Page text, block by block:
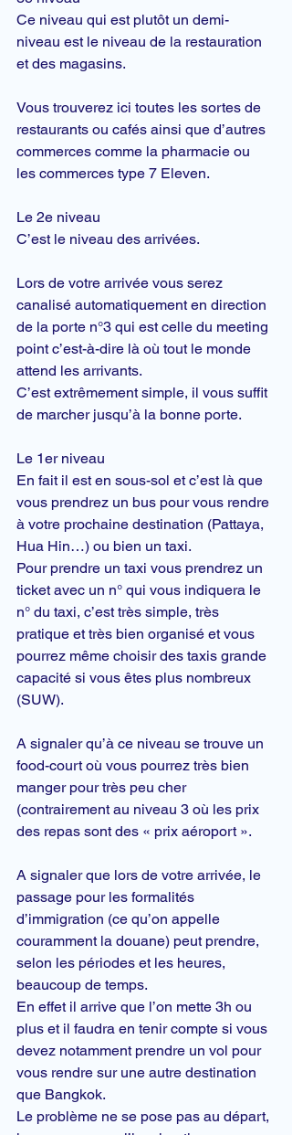
Ce niveau qui est plutôt un demi-
niveau est le niveau de la restauration
et des magasins.
Vous trouverez ici toutes les sortes de
restaurants ou cafés ainsi que d’autres
commerces comme la pharmacie ou
les commerces type 7 Eleven.
Le 2e niveau
C’est le niveau des arrivées.
Lors de votre arrivée vous serez
canalisé automatiquement en direction
de la porte n°3 qui est celle du meeting
point c’est-à-dire là où tout le monde
attend les arrivants.
C’est extrêmement simple, il vous suffit
de marcher jusqu’à la bonne porte.
Le 1er niveau
En fait il est en sous-sol et c’est là que
vous prendrez un bus pour vous rendre
à votre prochaine destination (Pattaya,
Hua Hin…) ou bien un taxi.
Pour prendre un taxi vous prendrez un
ticket avec un n° qui vous indiquera le
n° du taxi, c’est très simple, très
pratique et très bien organisé et vous
pourrez même choisir des taxis grande
capacité si vous êtes plus nombreux
(SUW).
A signaler qu’à ce niveau se trouve un
food-court où vous pourrez très bien
manger pour très peu cher
(contrairement au niveau 3 où les prix
des repas sont des « prix aéroport ».
A signaler que lors de votre arrivée, le
passage pour les formalités
d’immigration (ce qu’on appelle
couramment la douane) peut prendre,
selon les périodes et les heures,
beaucoup de temps.
En effet il arrive que l’on mette 3h ou
plus et il faudra en tenir compte si vous
devez notamment prendre un vol pour
vous rendre sur une autre destination
que Bangkok.
Le problème ne se pose pas au départ,